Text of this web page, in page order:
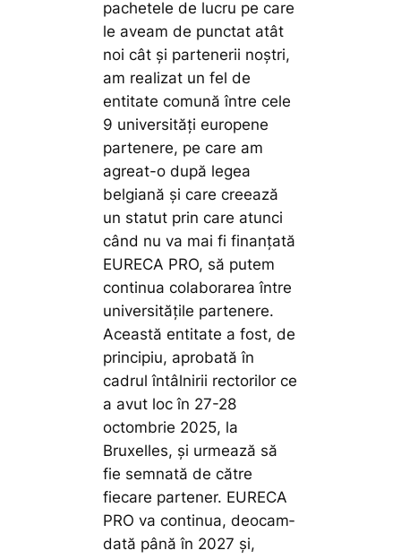
pachetele de lucru pe care
le aveam de punctat atât
noi cât și par­te­nerii noștri,
am realizat un fel de
entitate comună între cele
9 universități euro­pe­ne
partenere, pe care am
agreat-o după legea
belgiană și care creează
un statut prin care atunci
când nu va mai fi fi­nan­țată
EURECA PRO, să putem
continua colaborarea între
universitățile par­te­ne­re.
Această entitate a fost, de
principiu, aprobată în
cadrul întâlnirii rectorilor ce
a avut loc în 27-28
octombrie 2025, la
Bruxelles, și urmează să
fie semnată de către
fiecare partener. EURECA
PRO va continua, deo­cam­
dată până în 2027 și,